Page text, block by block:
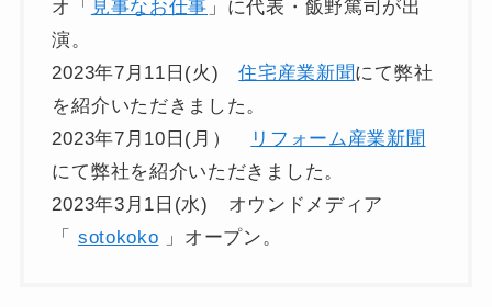
オ「 見事なお仕事 」に代表・飯野篤司が出
演。
2023年7月11日(火)住宅産業新聞にて弊社
を紹介いただきました。
2023年7月10日(月）
リフォーム産業新聞
にて弊社を紹介いただきました。
2023年3月1日(水) オウンドメディア
「 sotokoko 」オープン。